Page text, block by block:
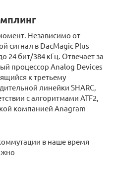
Независимо от
сигнал в DacMagic Plus
24 бит/384 кГц. Отвечает за
процессор Analog Devices
к третьему
линейки SHARC,
с алгоритмами ATF2,
компанией Anagram
в наше время